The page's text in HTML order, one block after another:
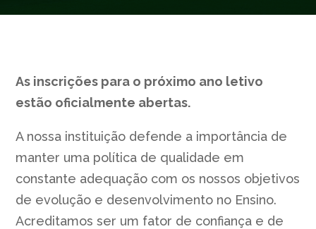
As inscrições para o próximo ano letivo
estão oficialmente abertas.
A nossa instituição defende a importância de
manter uma política de qualidade em
constante adequação com os nossos objetivos
de evolução e desenvolvimento no Ensino.
Acreditamos ser um fator de confiança e de